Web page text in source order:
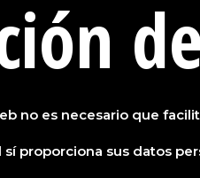
no es necesario que
proporciona sus datos